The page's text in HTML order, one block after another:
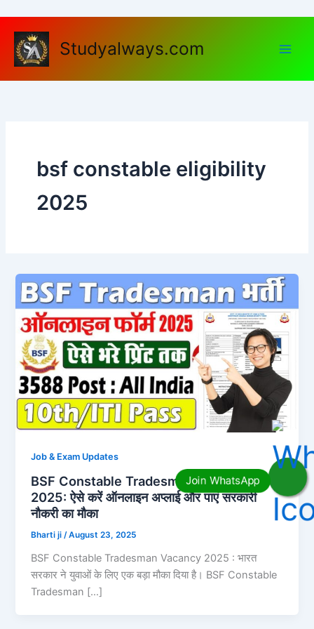
content
Studyalways.com
bsf constable eligibility
2025
Job & Exam Updates
BSF Constable Tradesman Vacancy
2025: ऐसे करें ऑनलाइन अप्लाई और पाएं सरकारी
नौकरी का मौका
Bharti ji /August 23, 2025
BSF Constable Tradesman Vacancy 2025 : भारत
सरकार ने युवाओं के लिए एक बड़ा मौका दिया है। BSF Constable
Tradesman […]